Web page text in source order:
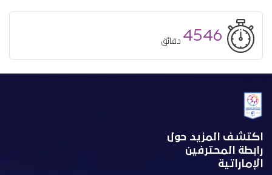
4546 دقائق
اكتشف المزيد حول
رابطة المحترفين
الإماراتية